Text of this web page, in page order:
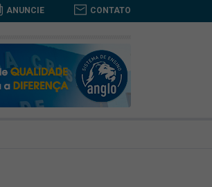
ANUNCIE CONTATO